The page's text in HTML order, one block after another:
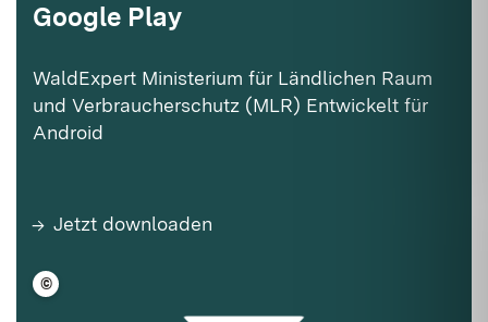
Google Play
WaldExpert Ministerium für Ländlichen Raum
und Verbraucherschutz (MLR) Entwickelt für
Android
Jetzt downloaden
©